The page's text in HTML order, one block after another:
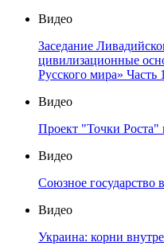
Видео
Заседание
цивилизационные
Русского мира» Часть
Видео
Проект "Точки Роста"
Видео
Союзное государство
Видео
Украина: корни